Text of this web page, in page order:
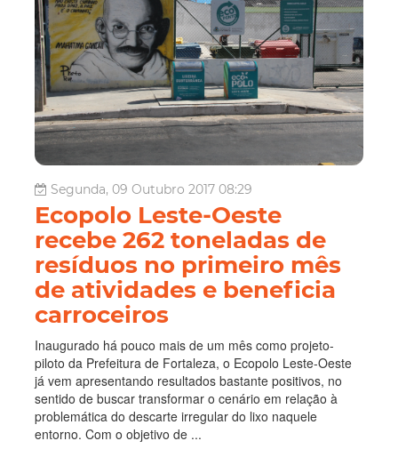
Segunda, 09 Outubro 2017 08:29
Ecopolo Leste-Oeste
recebe 262 toneladas de
resíduos no primeiro mês
de atividades e beneficia
carroceiros
Inaugurado há pouco mais de um mês como projeto-
piloto da Prefeitura de Fortaleza, o Ecopolo Leste-Oeste
já vem apresentando resultados bastante positivos, no
sentido de buscar transformar o cenário em relação à
problemática do descarte irregular do lixo naquele
entorno. Com o objetivo de ...